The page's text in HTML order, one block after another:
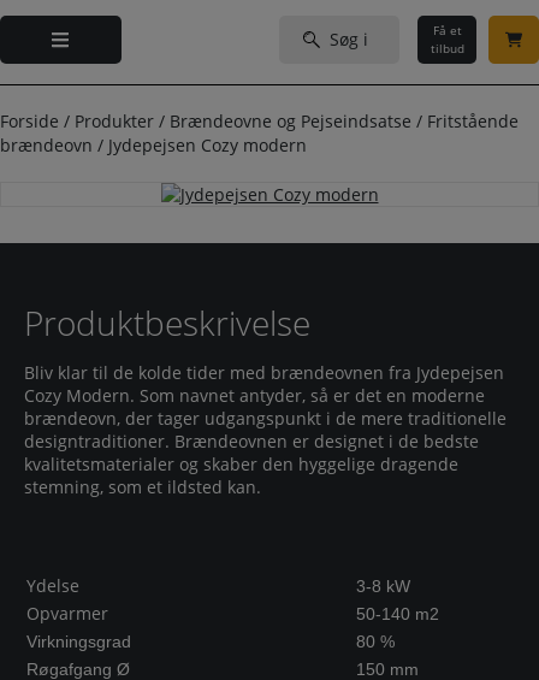
Hop
indholdet
efter:
Få et
tilbud
Forside / Produkter / Brændeovne og Pejseindsatse / Fritstående
brændeovn / Jydepejsen Cozy modern
Produktbeskrivelse
Bliv klar til de kolde tider med brændeovnen fra Jydepejsen
Cozy Modern. Som navnet antyder, så er det en moderne
brændeovn, der tager udgangspunkt i de mere traditionelle
designtraditioner. Brændeovnen er designet i de bedste
kvalitetsmaterialer og skaber den hyggelige dragende
stemning, som et ildsted kan.
Ydelse 3-8 kW
Opvarmer
50-140 m2
Virkningsgrad
80 %
Røgafgang Ø
150 mm